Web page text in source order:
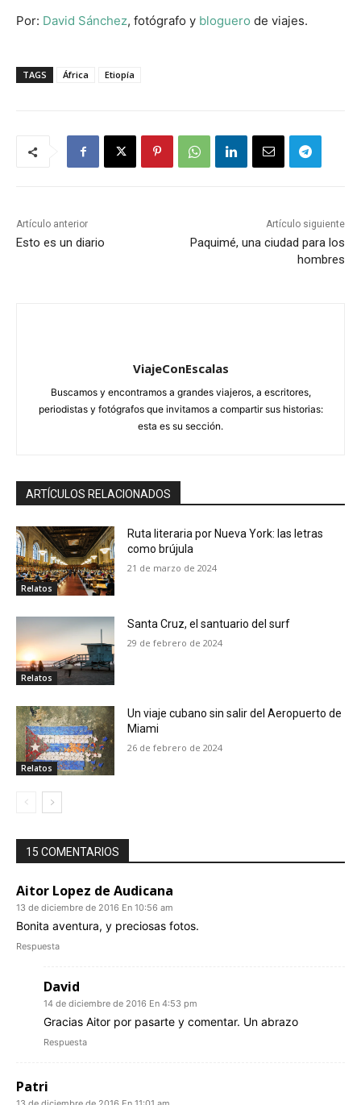
Por: David Sánchez, fotógrafo y bloguero de viajes.
TAGS África Etiopía
Artículo anterior
Esto es un diario
Artículo siguiente
Paquimé, una ciudad para los
hombres
ViajeConEscalas
Buscamos y encontramos a grandes viajeros, a escritores,
periodistas y fotógrafos que invitamos a compartir sus historias:
esta es su sección.
ARTÍCULOS RELACIONADOS
Relatos
Ruta literaria por Nueva York: las letras
como brújula
21 de marzo de 2024
Relatos
Santa Cruz, el santuario del surf
29 de febrero de 2024
Relatos
Un viaje cubano sin salir del Aeropuerto de
Miami
26 de febrero de 2024
15 COMENTARIOS
Aitor Lopez de Audicana
13 de diciembre de 2016 En 10:56 am
Bonita aventura, y preciosas fotos.
Respuesta
David
14 de diciembre de 2016 En 4:53 pm
Gracias Aitor por pasarte y comentar. Un abrazo
Respuesta
Patri